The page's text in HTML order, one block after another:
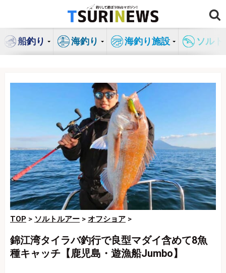
ン
船釣り 海釣り 海釣り施設 ソル
TOP > ソルトルアー > オフショア >
錦江湾タイラバ釣行で良型マダイ含めて8魚
種キャッチ【鹿児島・遊漁船Jumbo】